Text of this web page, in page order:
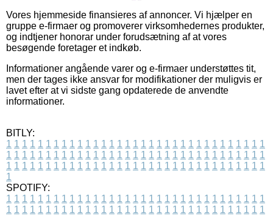
Vores hjemmeside finansieres af annoncer. Vi hjælper en
gruppe e-firmaer og promoverer virksomhedernes produkter,
og indtjener honorar under forudsætning af at vores
besøgende foretager et indkøb.
Informationer angående varer og e-firmaer understøttes tit,
men der tages ikke ansvar for modifikationer der muligvis er
lavet efter at vi sidste gang opdaterede de anvendte
informationer.
BITLY:
1 1 1 1 1 1 1 1 1 1 1 1 1 1 1 1 1 1 1 1 1 1 1 1 1 1 1 1 1 1 1 1 1
1 1 1 1 1 1 1 1 1 1 1 1 1 1 1 1 1 1 1 1 1 1 1 1 1 1 1 1 1 1 1 1 1
1 1 1 1 1 1 1 1 1 1 1 1 1 1 1 1 1 1 1 1 1 1 1 1 1 1 1 1 1 1 1 1 1
1
SPOTIFY:
1 1 1 1 1 1 1 1 1 1 1 1 1 1 1 1 1 1 1 1 1 1 1 1 1 1 1 1 1 1 1 1 1
1 1 1 1 1 1 1 1 1 1 1 1 1 1 1 1 1 1 1 1 1 1 1 1 1 1 1 1 1 1 1 1 1